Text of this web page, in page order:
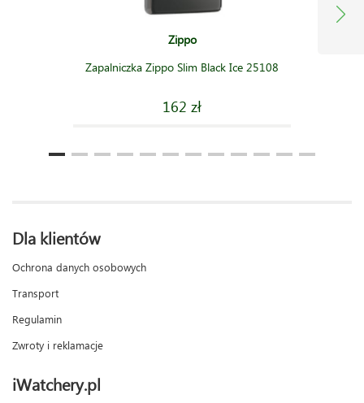
Zippo
Zapalniczka Zippo Slim Black Ice 25108
162 zł
Dla klientów
Ochrona danych osobowych
Transport
Regulamin
Zwroty i reklamacje
iWatchery.pl